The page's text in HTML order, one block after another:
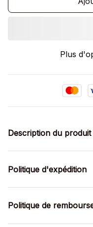
Plus
Description du produit
Politique d'expédition
Politique de